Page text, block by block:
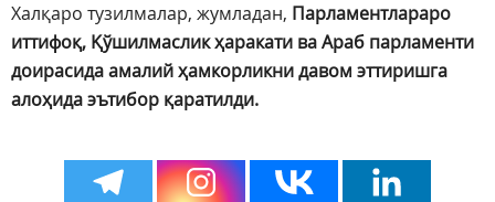
Халқаро тузилмалар, жумладан, Парламентлараро
иттифоқ, Қўшилмаслик ҳаракати ва Араб парламенти
доирасида амалий ҳамкорликни давом эттиришга
алоҳида эътибор қаратилди.